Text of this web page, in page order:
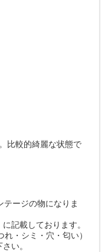
比較的綺麗な状態で
テージの物になりま
記載しております。
・シミ・穴・匂い）
い。